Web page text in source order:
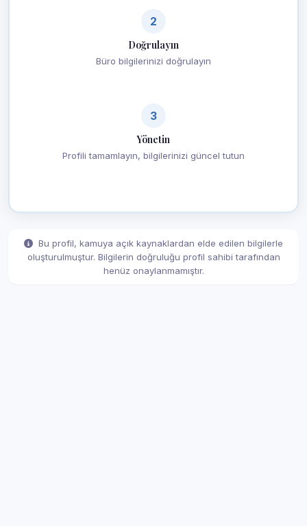
2
Doğrulayın
Büro bilgilerinizi doğrulayın
3
Yönetin
Profili tamamlayın, bilgilerinizi güncel tutun
Bu profil, kamuya açık kaynaklardan elde edilen bilgilerle
oluşturulmuştur. Bilgilerin doğruluğu profil sahibi tarafından
henüz onaylanmamıştır.